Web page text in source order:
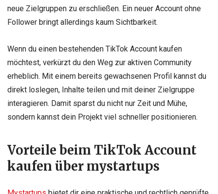
neue Zielgruppen zu erschließen. Ein neuer Account ohne
Follower bringt allerdings kaum Sichtbarkeit.
Wenn du einen bestehenden TikTok Account kaufen
möchtest, verkürzt du den Weg zur aktiven Community
erheblich. Mit einem bereits gewachsenen Profil kannst du
direkt loslegen, Inhalte teilen und mit deiner Zielgruppe
interagieren. Damit sparst du nicht nur Zeit und Mühe,
sondern kannst dein Projekt viel schneller positionieren.
Vorteile beim TikTok Account
kaufen über mystartups